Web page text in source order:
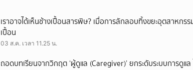
เราอาจได้เห็นช้างเปื้อนสารพิษ? เมื่อการลักลอบทิ้งขยะอุตสาหกร
เปื้อน
03 ส.ค. เวลา 11.25 น.
ถอดบทเรียนจากวิกฤต ‘ผู้ดูแล (Caregiver)’ ยกระดับระบบการดูแล